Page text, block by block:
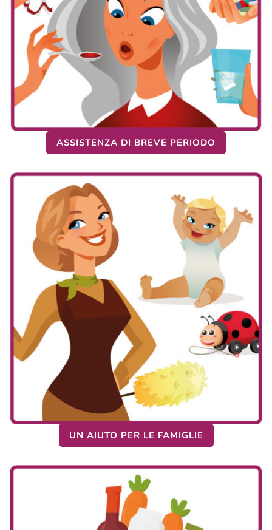
ASSISTENZA DI BREVE PERIODO
UN AIUTO PER LE FAMIGLIE